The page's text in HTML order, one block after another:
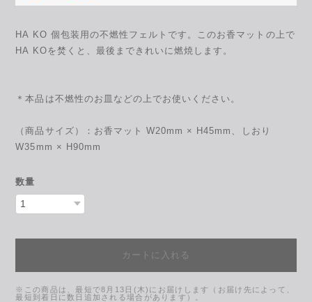
HA KO 個包装用の不燃性フェルトです。このお香マットの上で
HA KOを焚くと、最後まできれいに燃焼します。
＊本品は不燃性のお皿などの上でお使いください。
（商品サイズ）：お香マット W20mm × H45mm、しおり
W35mm × H90mm
数量
カートに入れる
※この商品は、最短で8月13日(木)にお届けします（お届け先によって、
最短到着日に数日追加される場合があります）。